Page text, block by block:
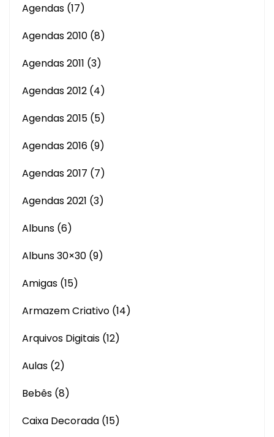
Agendas (17)
Agendas 2010 (8)
Agendas 2011 (3)
Agendas 2012 (4)
Agendas 2015 (5)
Agendas 2016 (9)
Agendas 2017 (7)
Agendas 2021 (3)
Albuns (6)
Albuns 30×30 (9)
Amigas (15)
Armazem Criativo (14)
Arquivos Digitais (12)
Aulas (2)
Bebês (8)
Caixa Decorada (15)